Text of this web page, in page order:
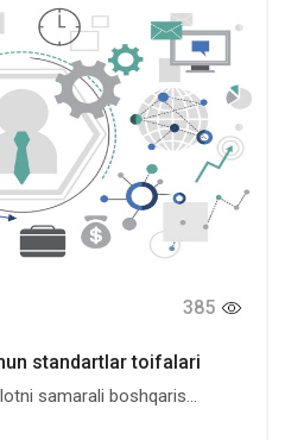
385
standartlar toifalari
samarali boshqaris...